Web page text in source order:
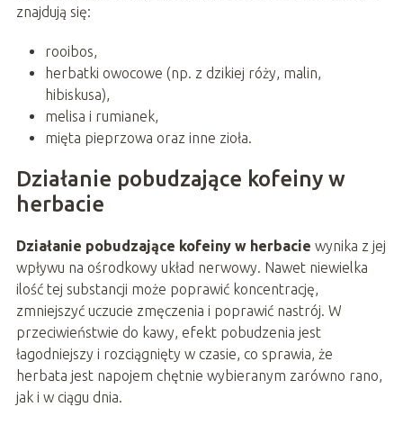
znajdują się:
rooibos,
herbatki owocowe (np. z dzikiej róży, malin,
hibiskusa),
melisa i rumianek,
mięta pieprzowa oraz inne zioła.
Działanie pobudzające kofeiny w
herbacie
Działanie pobudzające kofeiny w herbacie wynika z jej
wpływu na ośrodkowy układ nerwowy. Nawet niewielka
ilość tej substancji może poprawić koncentrację,
zmniejszyć uczucie zmęczenia i poprawić nastrój. W
przeciwieństwie do kawy, efekt pobudzenia jest
łagodniejszy i rozciągnięty w czasie, co sprawia, że
herbata jest napojem chętnie wybieranym zarówno rano,
jak i w ciągu dnia.